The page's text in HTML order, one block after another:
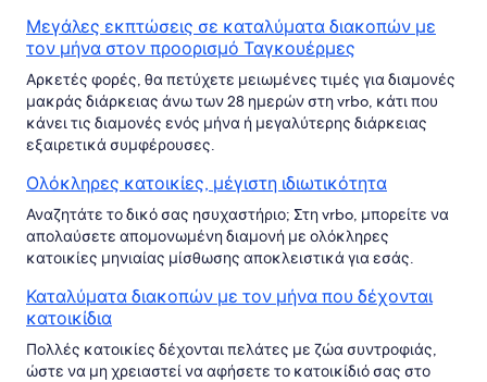
Μεγάλες εκπτώσεις σε καταλύματα διακοπών με
τον μήνα στον προορισμό Ταγκουέρμες
Αρκετές φορές, θα πετύχετε μειωμένες τιμές για διαμονές
μακράς διάρκειας άνω των 28 ημερών στη vrbo, κάτι που
κάνει τις διαμονές ενός μήνα ή μεγαλύτερης διάρκειας
εξαιρετικά συμφέρουσες.
Ολόκληρες κατοικίες, μέγιστη ιδιωτικότητα
Αναζητάτε το δικό σας ησυχαστήριο; Στη vrbo, μπορείτε να
απολαύσετε απομονωμένη διαμονή με ολόκληρες
κατοικίες μηνιαίας μίσθωσης αποκλειστικά για εσάς.
Καταλύματα διακοπών με τον μήνα που δέχονται
κατοικίδια
Πολλές κατοικίες δέχονται πελάτες με ζώα συντροφιάς,
ώστε να μη χρειαστεί να αφήσετε το κατοικίδιό σας στο